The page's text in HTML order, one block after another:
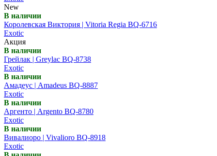
New
В наличии
Королевская Виктория | Vitoria Regia BQ-6716
Exotic
Акция
В наличии
Грейлак | Greylac BQ-8738
Exotic
В наличии
Амадеус | Amadeus BQ-8887
Exotic
В наличии
Аргенто | Argento BQ-8780
Exotic
В наличии
Вивалиоро | Vivalioro BQ-8918
Exotic